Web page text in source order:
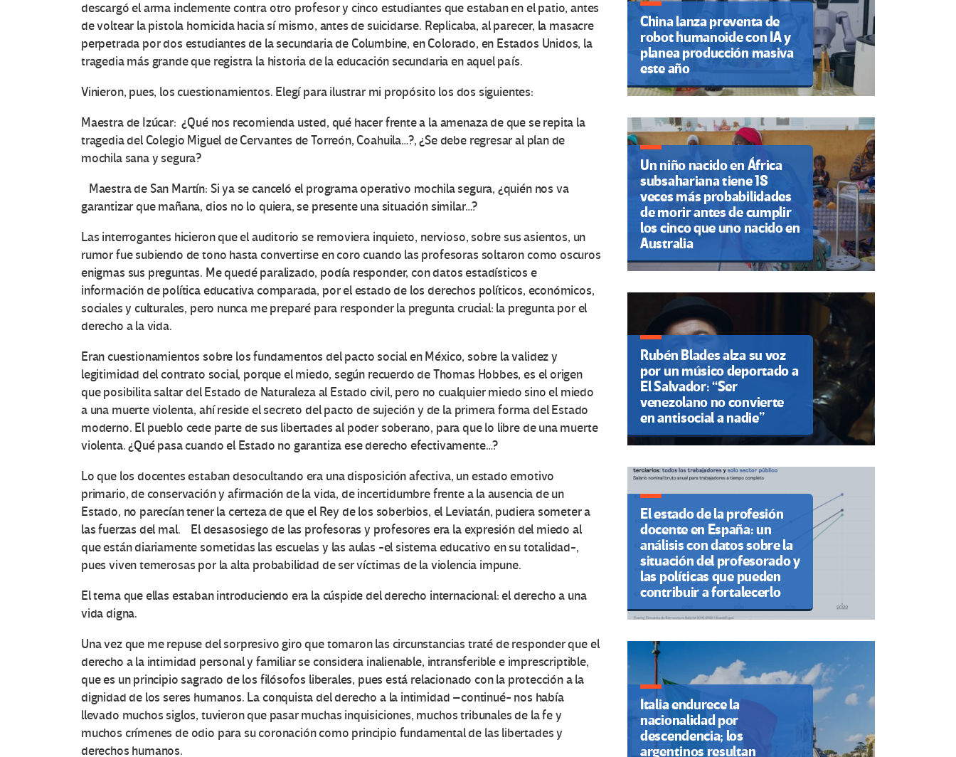
descargó el arma inclemente contra otro profesor y cinco estudiantes que estaban en el patio, antes
de voltear la pistola homicida hacia sí mismo, antes de suicidarse. Replicaba, al parecer, la masacre
perpetrada por dos estudiantes de la secundaria de Columbine, en Colorado, en Estados Unidos, la
tragedia más grande que registra la historia de la educación secundaria en aquel país.
Vinieron, pues, los cuestionamientos. Elegí para ilustrar mi propósito los dos siguientes:
Maestra de Izúcar: ¿Qué nos recomienda usted, qué hacer frente a la amenaza de que se repita la
tragedia del Colegio Miguel de Cervantes de Torreón, Coahuila…?, ¿Se debe regresar al plan de
mochila sana y segura?
Maestra de San Martín: Si ya se canceló el programa operativo mochila segura, ¿quién nos va
garantizar que mañana, dios no lo quiera, se presente una situación similar…?
Las interrogantes hicieron que el auditorio se removiera inquieto, nervioso, sobre sus asientos, un
rumor fue subiendo de tono hasta convertirse en coro cuando las profesoras soltaron como oscuros
enigmas sus preguntas. Me quedé paralizado, podía responder, con datos estadísticos e
información de política educativa comparada, por el estado de los derechos políticos, económicos,
sociales y culturales, pero nunca me preparé para responder la pregunta crucial: la pregunta por el
derecho a la vida.
Eran cuestionamientos sobre los fundamentos del pacto social en México, sobre la validez y
legitimidad del contrato social, porque el miedo, según recuerdo de Thomas Hobbes, es el origen
que posibilita saltar del Estado de Naturaleza al Estado civil, pero no cualquier miedo sino el miedo
a una muerte violenta, ahí reside el secreto del pacto de sujeción y de la primera forma del Estado
moderno. El pueblo cede parte de sus libertades al poder soberano, para que lo libre de una muerte
violenta. ¿Qué pasa cuando el Estado no garantiza ese derecho efectivamente…?
Lo que los docentes estaban desocultando era una disposición afectiva, un estado emotivo
primario, de conservación y afirmación de la vida, de incertidumbre frente a la ausencia de un
Estado, no parecían tener la certeza de que el Rey de los soberbios, el Leviatán, pudiera someter a
las fuerzas del mal. El desasosiego de las profesoras y profesores era la expresión del miedo al
que están diariamente sometidas las escuelas y las aulas -el sistema educativo en su totalidad-,
pues viven temerosas por la alta probabilidad de ser víctimas de la violencia impune.
El tema que ellas estaban introduciendo era la cúspide del derecho internacional: el derecho a una
vida digna.
Una vez que me repuse del sorpresivo giro que tomaron las circunstancias traté de responder que el
derecho a la intimidad personal y familiar se considera inalienable, intransferible e imprescriptible,
que es un principio sagrado de los filósofos liberales, pues está relacionado con la protección a la
dignidad de los seres humanos. La conquista del derecho a la intimidad –continué- nos había
llevado muchos siglos, tuvieron que pasar muchas inquisiciones, muchos tribunales de la fe y
muchos crímenes de odio para su coronación como principio fundamental de las libertades y
derechos humanos.
China lanza preventa de
robot humanoide con IA y
planea producción masiva
este año
Un niño nacido en África
subsahariana tiene 18
veces más probabilidades
de morir antes de cumplir
los cinco que uno nacido en
Australia
Rubén Blades alza su voz
por un músico deportado a
El Salvador: “Ser
venezolano no convierte
en antisocial a nadie”
El estado de la profesión
docente en España: un
análisis con datos sobre la
situación del profesorado y
las políticas que pueden
contribuir a fortalecerlo
Italia endurece la
nacionalidad por
descendencia; los
argentinos resultan